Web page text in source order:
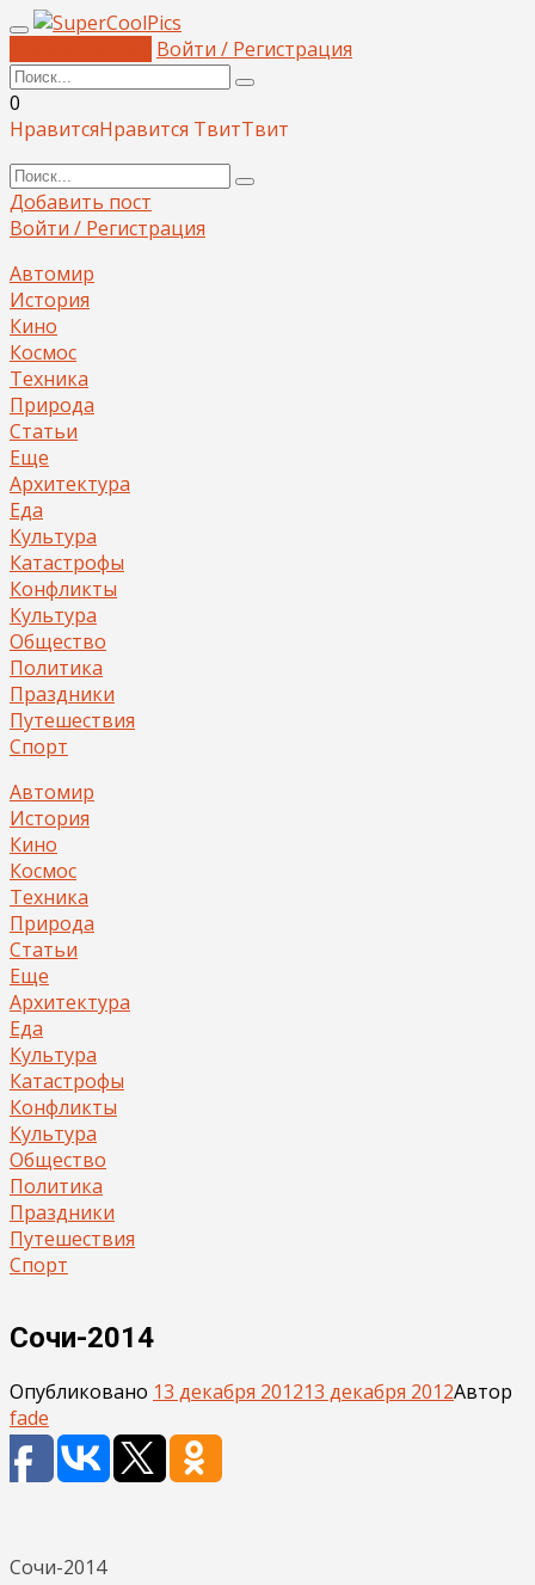
Войти / Регистрация
0
НравитсяНравится ТвитТвит
Добавить пост
Войти / Регистрация
Автомир
История
Кино
Космос
Техника
Природа
Статьи
Еще
Архитектура
Еда
Культура
Катастрофы
Конфликты
Культура
Общество
Политика
Праздники
Путешествия
Спорт
Автомир
История
Кино
Космос
Техника
Природа
Статьи
Еще
Архитектура
Еда
Культура
Катастрофы
Конфликты
Культура
Общество
Политика
Праздники
Путешествия
Спорт
Сочи-2014
Опубликовано 13 декабря 201213 декабря 2012Автор
fade
Сочи-2014